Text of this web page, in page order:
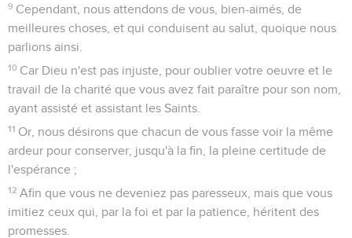
9 Cependant, nous attendons de vous, bien-aimés, de
meilleures choses, et qui conduisent au salut, quoique nous
parlions ainsi.
10 Car Dieu n'est pas injuste, pour oublier votre oeuvre et le
travail de la charité que vous avez fait paraître pour son nom,
ayant assisté et assistant les Saints.
11 Or, nous désirons que chacun de vous fasse voir la même
ardeur pour conserver, jusqu'à la fin, la pleine certitude de
l'espérance ;
12 Afin que vous ne deveniez pas paresseux, mais que vous
imitiez ceux qui, par la foi et par la patience, héritent des
promesses.